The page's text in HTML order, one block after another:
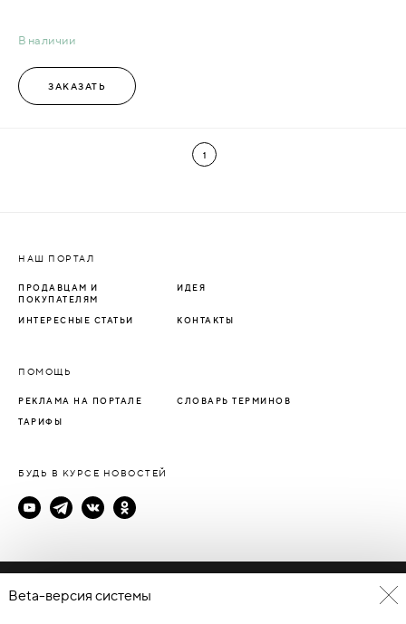
В наличии
ЗАКАЗАТЬ
1
НАШ ПОРТАЛ
ПРОДАВЦАМ И
ПОКУПАТЕЛЯМ
ИДЕЯ
ИНТЕРЕСНЫЕ СТАТЬИ КОНТАКТЫ
ПОМОЩЬ
РЕКЛАМА НА ПОРТАЛЕ СЛОВАРЬ ТЕРМИНОВ
ТАРИФЫ
БУДЬ В КУРСЕ НОВОСТЕЙ
Политика конфиденциальности
Beta-версия системы